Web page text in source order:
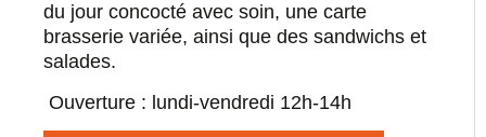
du jour concocté avec soin, une carte
brasserie variée, ainsi que des sandwichs et
salades.
Ouverture : lundi-vendredi 12h-14h